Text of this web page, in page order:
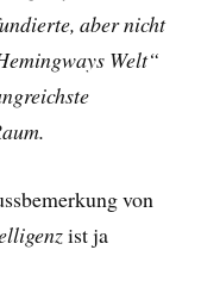
aber nicht
Welt“
von
ist ja